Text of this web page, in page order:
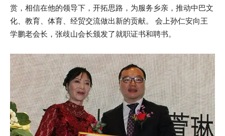
赏，相信在他的领导下，开拓思路，为服务乡亲，推动中巴文
化、教育、体育、经贸交流做出新的贡献。 会上孙仁安向王
学鹏老会长，张歧山会长颁发了就职证书和聘书。